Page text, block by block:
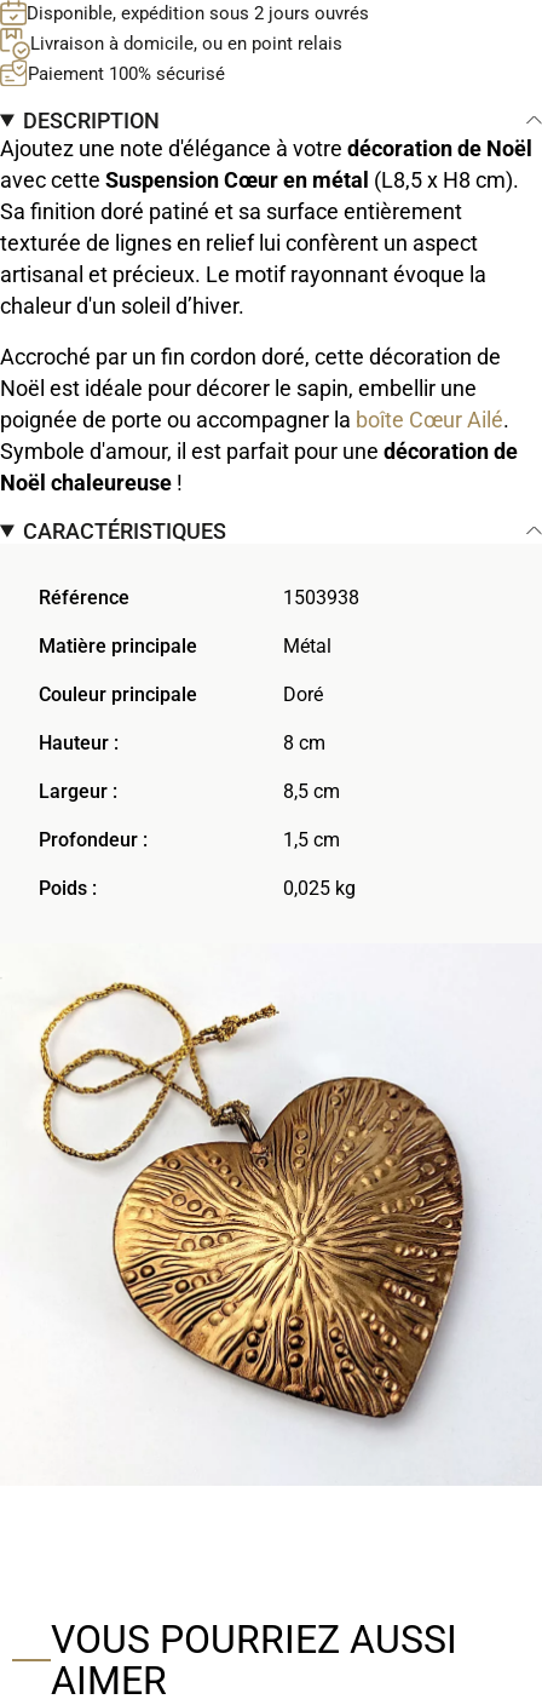
Disponible, expédition sous 2 jours ouvrés
Livraison à domicile, ou en point relais
Paiement 100% sécurisé
DESCRIPTION
Ajoutez une note d'élégance à votre décoration de Noël
avec cette Suspension Cœur en métal (L8,5 x H8 cm).
Sa finition doré patiné et sa surface entièrement
texturée de lignes en relief lui confèrent un aspect
artisanal et précieux. Le motif rayonnant évoque la
chaleur d'un soleil d’hiver.
Accroché par un fin cordon doré, cette décoration de
Noël est idéale pour décorer le sapin, embellir une
poignée de porte ou accompagner la boîte Cœur Ailé.
Symbole d'amour, il est parfait pour une décoration de
Noël chaleureuse !
CARACTÉRISTIQUES
Référence 1503938
Matière principale Métal
Couleur principale Doré
Hauteur : 8 cm
Largeur : 8,5 cm
Profondeur : 1,5 cm
Poids : 0,025 kg
VOUS POURRIEZ AUSSI
AIMER